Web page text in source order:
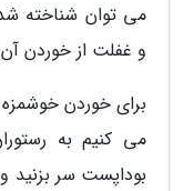
می توان شناخته
و غفلت از خوردن
برای خوردن
بوداپست سر بزنید